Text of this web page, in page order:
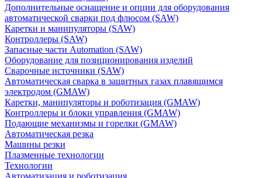
Дополнительные оснащение и опции для оборудования
автоматической сварки под флюсом (SAW)
Каретки и манипуляторы (SAW)
Контроллеры (SAW)
Запасные части Automation (SAW)
Оборудование для позиционирования изделий
Сварочные источники (SAW)
Автоматическая сварка в защитных газах плавящимся
электродом (GMAW)
Каретки, манипуляторы и роботизация (GMAW)
Контроллеры и блоки управления (GMAW)
Подающие механизмы и горелки (GMAW)
Автоматическая резка
Машины резки
Плазменные технологии
Технологии
Автоматизация и роботизация